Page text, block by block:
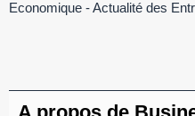
Economique - Actualité des